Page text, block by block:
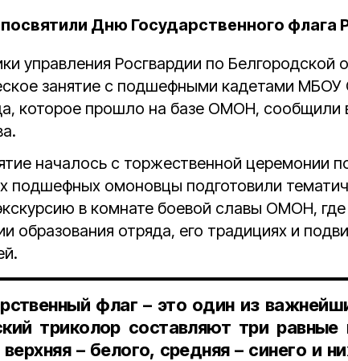
Дню Государственного флага
управления Росгвардии по Белгородской
занятие с подшефными кадетами
которое прошло на базе ОМОН, сообщили
началось с торжественной церемонии
подшефных омоновцы подготовили
в комнате боевой славы ОМОН, где
образования отряда, его традициях и
флаг – это один из
триколор составляют три равные
– белого, средняя – синего и